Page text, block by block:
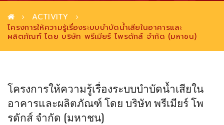
ACTIVITY
โครงการให้ความรู้เรื่องระบบบำบัดน้ำเสียในอาคารและ
ผลิตภัณฑ์ โดย บริษัท พรีเมียร์ โพรดักส์ จำกัด (มหาชน)
โครงการให้ความรู้เรื่องระบบบำบัดน้ำเสียใน
อาคารและผลิตภัณฑ์ โดย บริษัท พรีเมียร์ โพ
รดักส์ จำกัด (มหาชน)